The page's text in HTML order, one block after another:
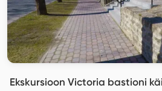
Ekskursioon Victoria bastioni